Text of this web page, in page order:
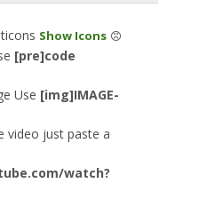
Show Icons
[pre]code
Use [img]IMAGE-
video just paste a
watch?